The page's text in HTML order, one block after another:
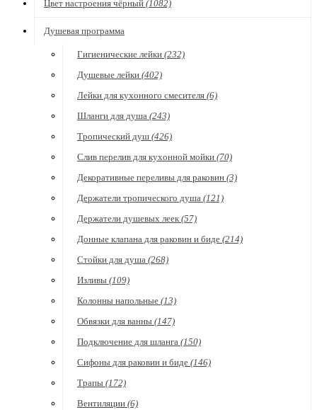
Цвет настроения чёрный (1082)
Душевая программа
Гигиенические лейки (232)
Душевые лейки (402)
Лейки для кухонного смесителя (6)
Шланги для душа (243)
Тропический душ (426)
Слив перелив для кухонной мойки (70)
Декоративные переливы для раковин (3)
Держатели тропического душа (121)
Держатели душевых леек (57)
Донные клапана для раковин и биде (214)
Стойки для душа (268)
Изливы (109)
Колонны напольные (13)
Обвязки для ванны (147)
Подключение для шланга (150)
Сифоны для раковин и биде (146)
Трапы (172)
Вентиляции (6)